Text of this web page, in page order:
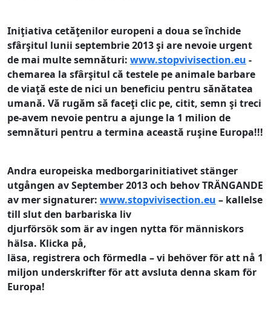
Iniţiativa cetăţenilor europeni a doua se închide
sfârşitul lunii septembrie 2013 şi are nevoie urgent
de mai multe semnături: www.stopvivisection.eu -
chemarea la sfârşitul că testele pe animale barbare
de viaţă este de nici un beneficiu pentru sănătatea
umană. Vă rugăm să faceţi clic pe, citit, semn şi treci
pe-avem nevoie pentru a ajunge la 1 milion de
semnături pentru a termina această ruşine Europa!!!
Andra europeiska medborgarinitiativet stänger
utgången av September 2013och behov TRÄNGANDE
av mer signaturer: www.stopvivisection.eu – kallelse
till slut den barbariska liv
djurförsök som är av ingen nytta för människors
hälsa. Klicka på,
läsa, registrera och förmedla – vi behöver för att nå 1
miljon underskrifter för att avsluta denna skam för
Europa!